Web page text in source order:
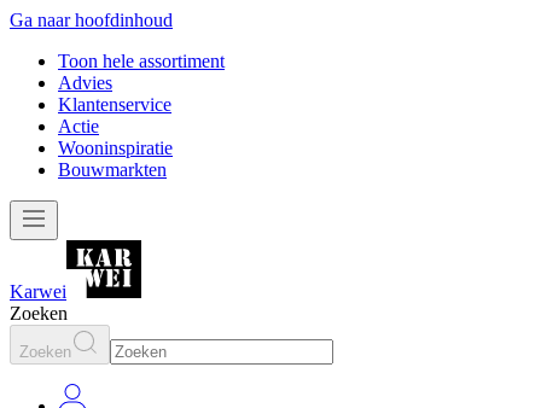
Ga naar hoofdinhoud
Toon hele assortiment
Advies
Klantenservice
Actie
Wooninspiratie
Bouwmarkten
Karwei
Zoeken
Zoeken